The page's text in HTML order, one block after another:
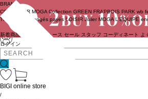
ログイン
BRAND
COUTURIER MOGA Collection GREEN FRAPBOIS PARK wb
TRISTESSE
congés payés LOISIR Julier MOGA L'EQUIPE
新着商品 ニュース セール スタッフ コーディネート よ
BIGI online store
/